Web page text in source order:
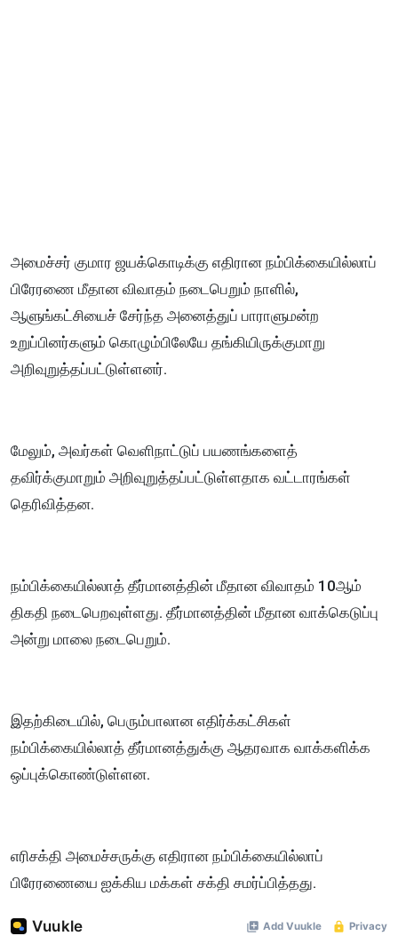
அமைச்சர் குமார ஜயக்கொடிக்கு எதிரான நம்பிக்கையில்லாப்
பிரேரணை மீதான விவாதம் நடைபெறும் நாளில்,
ஆளுங்கட்சியைச் சேர்ந்த அனைத்துப் பாராளுமன்ற
உறுப்பினர்களும் கொழும்பிலேயே தங்கியிருக்குமாறு
அறிவுறுத்தப்பட்டுள்ளனர்.
மேலும், அவர்கள் வெளிநாட்டுப் பயணங்களைத்
தவிர்க்குமாறும் அறிவுறுத்தப்பட்டுள்ளதாக வட்டாரங்கள்
தெரிவித்தன.
நம்பிக்கையில்லாத் தீர்மானத்தின் மீதான விவாதம் 10ஆம்
திகதி நடைபெறவுள்ளது. தீர்மானத்தின் மீதான வாக்கெடுப்பு
அன்று மாலை நடைபெறும்.
இதற்கிடையில், பெரும்பாலான எதிர்க்கட்சிகள்
நம்பிக்கையில்லாத் தீர்மானத்துக்கு ஆதரவாக வாக்களிக்க
ஒப்புக்கொண்டுள்ளன.
எரிசக்தி அமைச்சருக்கு எதிரான நம்பிக்கையில்லாப்
பிரேரணையை ஐக்கிய மக்கள் சக்தி சமர்ப்பித்தது.